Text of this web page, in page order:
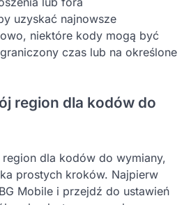
uzyskać najnowsze
niektóre kody mogą być
czas lub na określone
region dla kodów do
dla kodów do wymiany,
prostych kroków. Najpierw
Mobile i przejdź do ustawień